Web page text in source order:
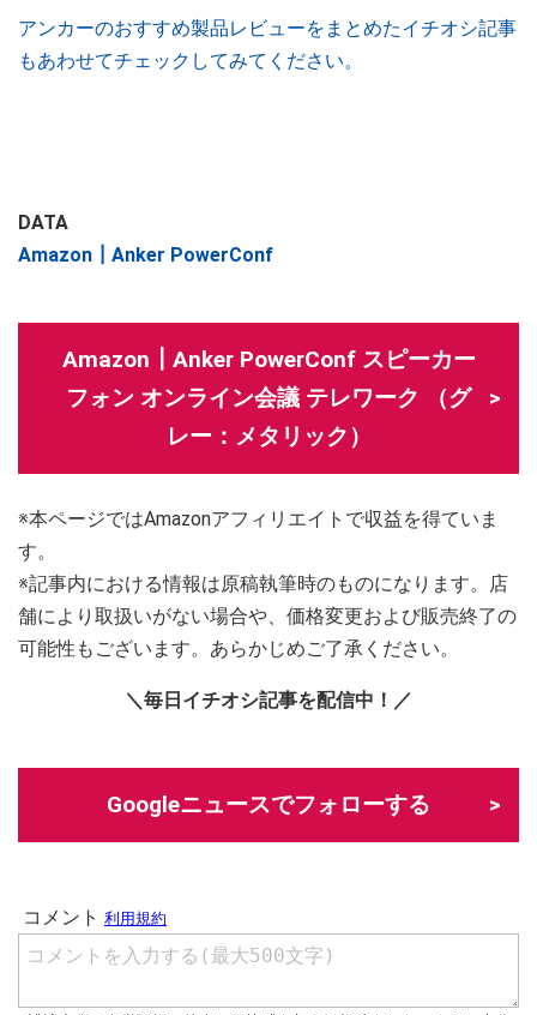
アンカーのおすすめ製品レビューをまとめたイチオシ記事
もあわせてチェックしてみてください。
DATA
Amazon┃Anker PowerConf
Amazon┃Anker PowerConf スピーカー
フォン オンライン会議 テレワーク （グ
レー：メタリック）
※本ページではAmazonアフィリエイトで収益を得ていま
す。
※記事内における情報は原稿執筆時のものになります。店
舗により取扱いがない場合や、価格変更および販売終了の
可能性もございます。あらかじめご了承ください。
＼毎日イチオシ記事を配信中！／
Googleニュースでフォローする